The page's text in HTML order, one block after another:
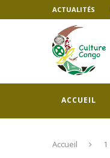
ACTUALITÉS
ACCUEIL
Accueil 1